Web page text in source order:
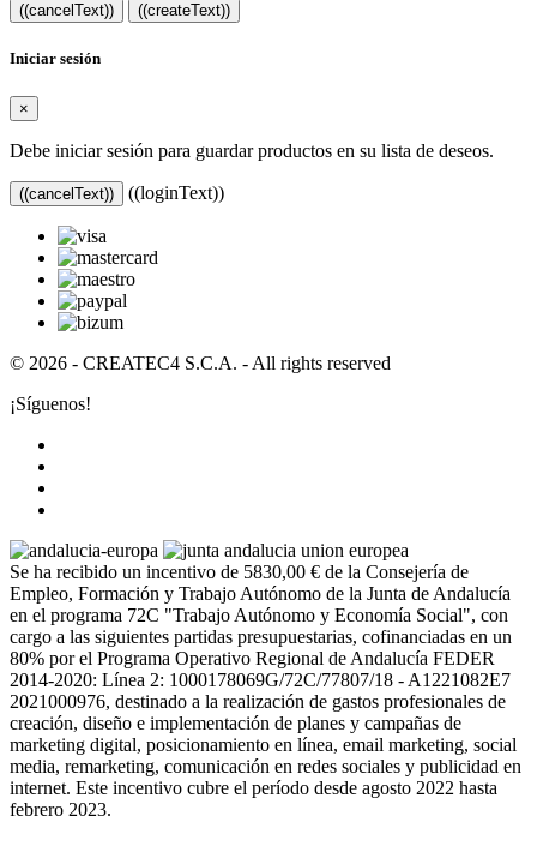
((cancelText)) ((createText))
Iniciar sesión
×
Debe iniciar sesión para guardar productos en su lista de deseos.
((cancelText)) ((loginText))
© 2026 - CREATEC4 S.C.A. - All rights reserved
¡Síguenos!
Se ha recibido un incentivo de 5830,00 € de la Consejería de
Empleo, Formación y Trabajo Autónomo de la Junta de Andalucía
en el programa 72C "Trabajo Autónomo y Economía Social", con
cargo a las siguientes partidas presupuestarias, cofinanciadas en un
80% por el Programa Operativo Regional de Andalucía FEDER
2014-2020: Línea 2: 1000178069G/72C/77807/18 - A1221082E7
2021000976, destinado a la realización de gastos profesionales de
creación, diseño e implementación de planes y campañas de
marketing digital, posicionamiento en línea, email marketing, social
media, remarketing, comunicación en redes sociales y publicidad en
internet. Este incentivo cubre el período desde agosto 2022 hasta
febrero 2023.